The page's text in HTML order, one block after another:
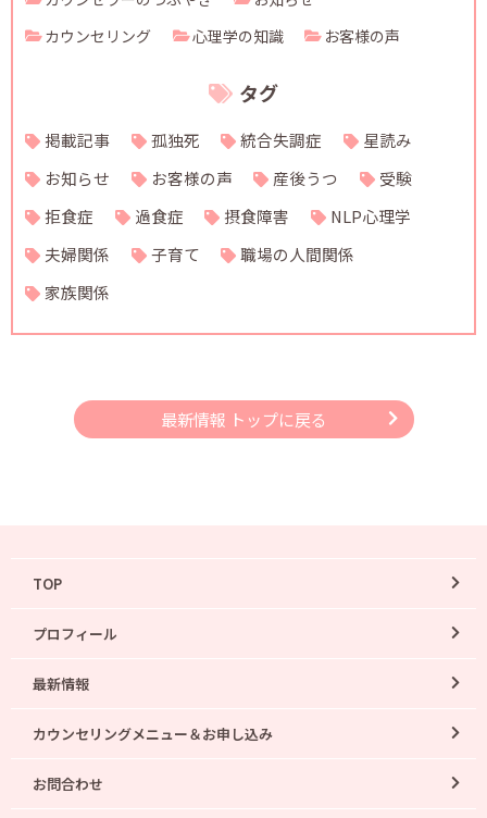
カウンセリング
心理学の知識 お客様の声
タグ
掲載記事 孤独死 統合失調症
星読み
お知らせ
お客様の声 産後うつ
受験
拒食症
過食症 摂食障害
NLP心理学
夫婦関係
子育て
職場の人間関係
家族関係
最新情報 トップに戻る
TOP
プロフィール
最新情報
カウンセリングメニュー＆お申し込み
お問合わせ